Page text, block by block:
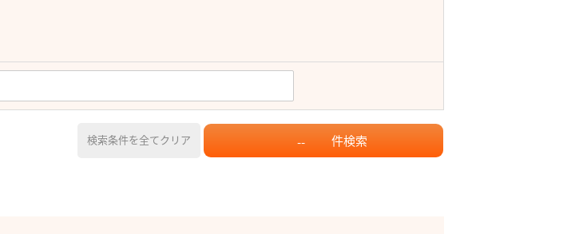
検索条件を全てクリア -- 件検索